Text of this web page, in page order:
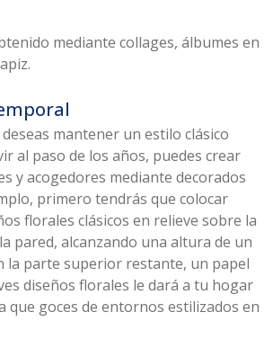
mediante collages, álbumes en
mantener un estilo clásico
al paso de los años, puedes crear
y acogedores mediante decorados
primero tendrás que colocar
florales clásicos en relieve sobre la
pared, alcanzando una altura de un
la parte superior restante, un papel
diseños florales le dará a tu hogar
que goces de entornos estilizados en